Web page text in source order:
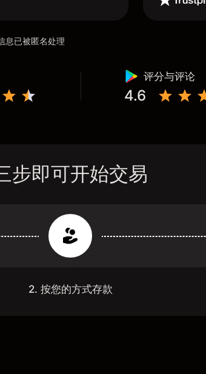
息已被匿名处理
评分与评论
4.6
步即可开始交易
2. 按您的方式存款